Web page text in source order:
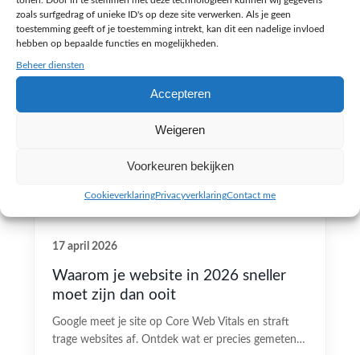
zoals surfgedrag of unieke ID's op deze site verwerken. Als je geen
toestemming geeft of je toestemming intrekt, kan dit een nadelige invloed
hebben op bepaalde functies en mogelijkheden.
Beheer diensten
Accepteren
Weigeren
Voorkeuren bekijken
CookieverklaringPrivacyverklaringContact me
17 april 2026
Waarom je website in 2026 sneller
moet zijn dan ooit
Google meet je site op Core Web Vitals en straft
trage websites af. Ontdek wat er precies gemeten…